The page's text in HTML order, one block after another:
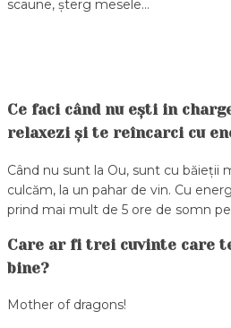
scaune, șterg mesele…
Ce faci când nu ești in
relaxezi și te reîncarci cu
Când nu sunt la Ou, sunt cu băieții
culcăm, la un pahar de vin. Cu
prind mai mult de 5 ore de somn
Care ar fi trei cuvinte care
bine?
Mother of dragons!